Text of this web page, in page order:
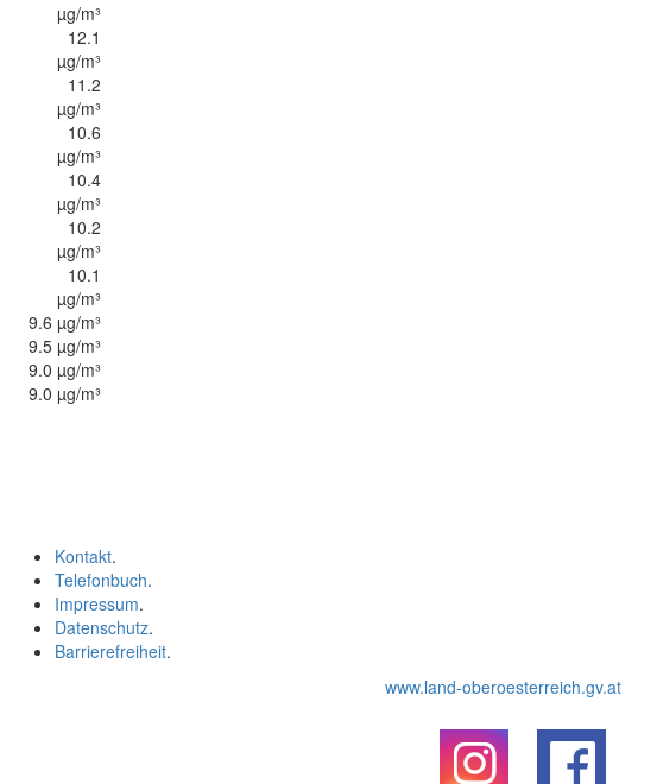
µg/m³
12.1
µg/m³
11.2
µg/m³
10.6
µg/m³
10.4
µg/m³
10.2
µg/m³
10.1
µg/m³
9.6 µg/m³
9.5 µg/m³
9.0 µg/m³
9.0 µg/m³
Kontakt.
Telefonbuch.
Impressum.
Datenschutz.
Barrierefreiheit.
www.land-oberoesterreich.gv.at